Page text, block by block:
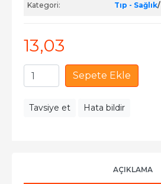
Kategori: Tıp - Sağlık/
13,03
Sepete Ekle
Tavsiye et Hata bildir
AÇIKLAMA